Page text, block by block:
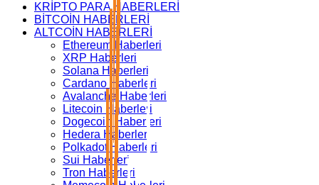
KRİPTO PARA HABERLERİ
BİTCOİN HABERLERİ
ALTCOİN HABERLERİ
Ethereum Haberleri
XRP Haberleri
Solana Haberleri
Cardano Haberleri
Avalanche Haberleri
Litecoin Haberleri
Dogecoin Haberleri
Hedera Haberleri
Polkadot Haberleri
Sui Haberleri
Tron Haberleri